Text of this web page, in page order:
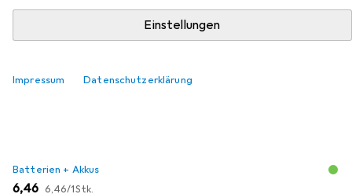
Einstellungen
Impressum Datenschutzerklärung
Batterien + Akkus Akku Ladegerät
Batterien + Akkus
EUR
6,46 EUR
6,46/1Stk.